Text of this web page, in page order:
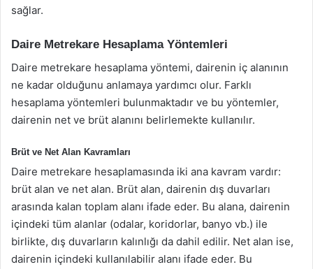
sağlar.
Daire Metrekare Hesaplama Yöntemleri
Daire metrekare hesaplama yöntemi, dairenin iç alanının
ne kadar olduğunu anlamaya yardımcı olur. Farklı
hesaplama yöntemleri bulunmaktadır ve bu yöntemler,
dairenin net ve brüt alanını belirlemekte kullanılır.
Brüt ve Net Alan Kavramları
Daire metrekare hesaplamasında iki ana kavram vardır:
brüt alan ve net alan. Brüt alan, dairenin dış duvarları
arasında kalan toplam alanı ifade eder. Bu alana, dairenin
içindeki tüm alanlar (odalar, koridorlar, banyo vb.) ile
birlikte, dış duvarların kalınlığı da dahil edilir. Net alan ise,
dairenin içindeki kullanılabilir alanı ifade eder. Bu